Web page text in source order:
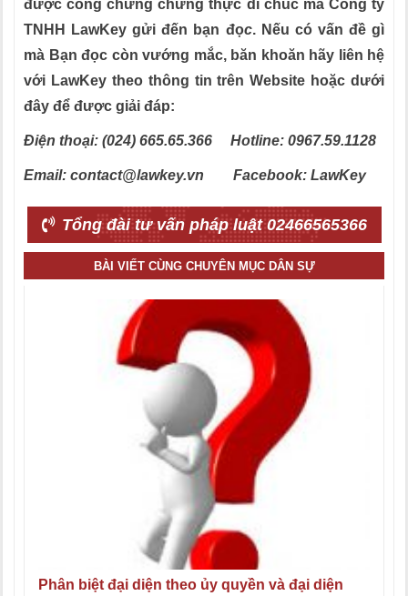
được công chứng chứng thực di chúc mà Công ty
TNHH LawKey gửi đến bạn đọc. Nếu có vấn đề gì
mà Bạn đọc còn vướng mắc, băn khoăn hãy liên hệ
với LawKey theo thông tin trên Website hoặc dưới
đây để được giải đáp:
Điện thoại: (024) 665.65.366 Hotline: 0967.59.1128
Email: contact@lawkey.vn Facebook: LawKey
Tổng đài tư vấn pháp luật 02466565366
BÀI VIẾT CÙNG CHUYÊN MỤC DÂN SỰ
Phân biệt đại diện theo ủy quyền và đại diện